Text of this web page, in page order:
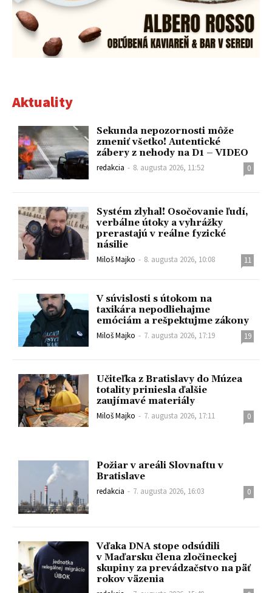
Aktuality
Sekunda nepozornosti môže
zmeniť všetko! Autentické
zábery z nehody na D1 – VIDEO
redakcia - 8. augusta 2026, 11:52 0
Systém zlyhal! Osočovanie ľudí,
verbálne útoky a vyhrážky
prerastajú v reálne fyzické
násilie
Miloš Majko - 8. augusta 2026, 10:08 11
V súvislosti s útokom na
taxikára nepodliehajme
emóciám a rešpektujme zákony
Miloš Majko - 7. augusta 2026, 17:19 19
Učiteľka z Bratislavy do Múzea
totality priniesla ďalšie
zaujímavé materiály
Miloš Majko - 7. augusta 2026, 17:11 0
Požiar v areáli Slovnaftu v
Bratislave
redakcia - 7. augusta 2026, 16:03 0
Vďaka DNA stope odsúdili
v Maďarsku člena zločineckej
skupiny za prevádzačstvo na päť
rokov väzenia